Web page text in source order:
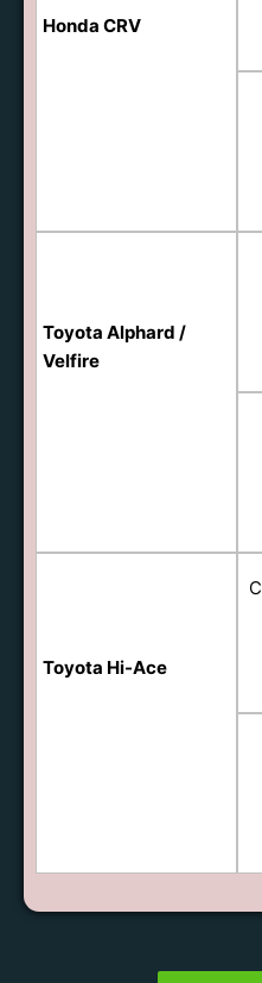
Honda CRV
Toyota Alphard /
Velfire
Toyota Hi-Ace